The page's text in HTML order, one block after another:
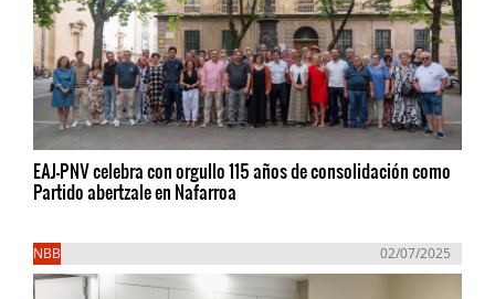
EAJ-PNV celebra con orgullo 115 años de consolidación como
Partido abertzale en Nafarroa
NBB 02/07/2025